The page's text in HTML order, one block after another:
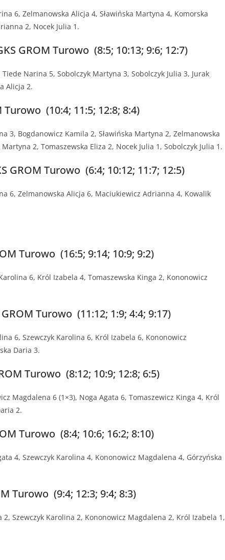
6, Zelmanowska Alicja 4, Sławińska Martyna 4, Komorska
2, Nocek Julia 1.
GROM Turowo (8:5; 10:13; 9:6; 12:7)
Narina 5, Sobolczyk Martyna 3, Sobolczyk Julia 3, Jurak
Alicja 2.
(10:4; 11:5; 12:8; 8:4)
3, Bogdanowicz Kamila 2, Sławińska Martyna 2, Zelmanowska
2, Tomaszewska Eliza 2, Nocek Julia 1, Sobolczyk Julia 1.
GROM Turowo (6:4; 10:12; 11:7; 12:5)
6, Zelmanowska Alicja 6, Maciukiewicz Adrianna 4, Kowalik
Turowo (16:5; 9:14; 10:9; 9:2)
6, Król Izabela 4, Tomaszewska Kinga 2, Kononowicz
Turowo (11:12; 1:9; 4:4; 9:17)
6, Szewczyk Karolina 6, Król Izabela 6, Kononowicz
Daria 3.
Turowo (8:12; 10:9; 12:8; 6:5)
Magdalena 6 (1×3), Noga Agata 6, Tomaszewicz Kinga 4, Król
2.
Turowo (8:4; 10:6; 16:2; 8:10)
4, Szewczyk Karolina 4, Kononowicz Magdalena 4, Górzyńska
Turowo (9:4; 12:3; 9:4; 8:3)
2, Szewczyk Karolina 2, Kononowicz Magdalena 2, Król Izabela 1,